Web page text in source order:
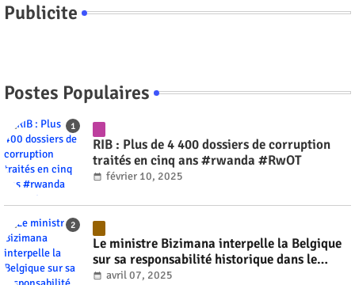
Publicite
Postes Populaires
RIB : Plus de 4 400 dossiers de corruption
traités en cinq ans #rwanda #RwOT
février 10, 2025
Le ministre Bizimana interpelle la Belgique
sur sa responsabilité historique dans le
génocide #rwanda #RwOT
avril 07, 2025